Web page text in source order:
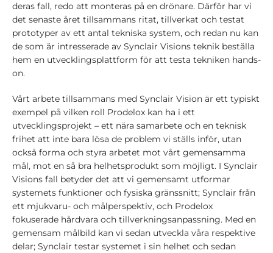
deras fall, redo att monteras på en drönare. Därför har vi
det senaste året tillsammans ritat, tillverkat och testat
prototyper av ett antal tekniska system, och redan nu kan
de som är intresserade av Synclair Visions teknik beställa
hem en utvecklingsplattform för att testa tekniken hands-
on.
Vårt arbete tillsammans med Synclair Vision är ett typiskt
exempel på vilken roll Prodelox kan ha i ett
utvecklingsprojekt – ett nära samarbete och en teknisk
frihet att inte bara lösa de problem vi ställs inför, utan
också forma och styra arbetet mot vårt gemensamma
mål, mot en så bra helhetsprodukt som möjligt. I Synclair
Visions fall betyder det att vi gemensamt utformar
systemets funktioner och fysiska gränssnitt; Synclair från
ett mjukvaru- och målperspektiv, och Prodelox
fokuserade hårdvara och tillverkningsanpassning. Med en
gemensam målbild kan vi sedan utveckla våra respektive
delar; Synclair testar systemet i sin helhet och sedan